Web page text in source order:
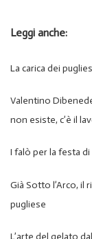
Leggi anche:
La carica dei
Valentino
non esiste, c’è il
I falò per la festa
Già Sotto l’Arco, il
pugliese
L’arte del gelato